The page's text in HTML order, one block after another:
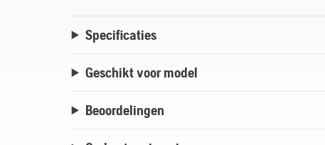
Specificaties
Geschikt voor model
Beoordelingen